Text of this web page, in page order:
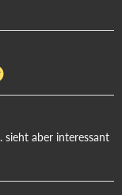
sieht aber interessant